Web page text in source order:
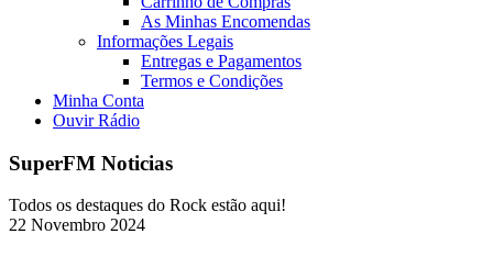
As Minhas Encomendas
Informações Legais
Entregas e Pagamentos
Termos e Condições
Minha Conta
Ouvir Rádio
SuperFM Noticias
Todos os destaques do Rock estão aqui!
22 Novembro 2024